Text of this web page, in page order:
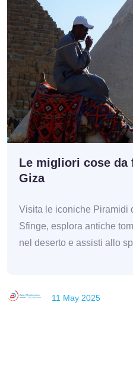
Le migliori cose da
Giza
Visita le iconiche Piramidi
Sfinge, esplora antiche
nel deserto e assisti allo
11 May 2025